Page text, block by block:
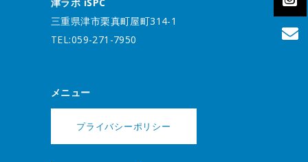
三重県津市栗真町屋町314-1
TEL:059-271-7950
メニュー
プライバシーポリシー